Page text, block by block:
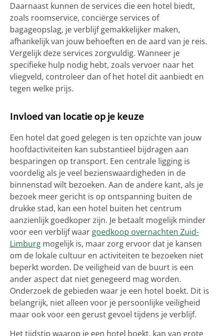
Daarnaast kunnen de services die een hotel biedt,
zoals roomservice, conciërge services of
bagageopslag, je verblijf gemakkelijker maken,
afhankelijk van jouw behoeften en de aard van je reis.
Vergelijk deze services zorgvuldig. Wanneer je
specifieke hulp nodig hebt, zoals vervoer naar het
vliegveld, controleer dan of het hotel dit aanbiedt en
tegen welke prijs.
Invloed van locatie op je keuze
Een hotel dat goed gelegen is ten opzichte van jouw
hoofdactiviteiten kan substantieel bijdragen aan
besparingen op transport. Een centrale ligging is
voordelig als je veel bezienswaardigheden in de
binnenstad wilt bezoeken. Aan de andere kant, als je
bezoek meer gericht is op ontspanning buiten de
drukke stad, kan een hotel buiten het centrum
aanzienlijk goedkoper zijn. Je betaalt mogelijk minder
voor een verblijf waar goedkoop overnachten Zuid-
Limburg mogelijk is, maar zorg ervoor dat je kansen
om de lokale cultuur en activiteiten te bezoeken niet
beperkt worden. De veiligheid van de buurt is een
ander aspect dat niet genegeerd mag worden.
Onderzoek de gebieden waar je een hotel boekt. Dit is
belangrijk, niet alleen voor je persoonlijke veiligheid
maar ook voor een gerust gevoel tijdens je verblijf.
Het tijdstip waarop je een hotel boekt, kan van grote